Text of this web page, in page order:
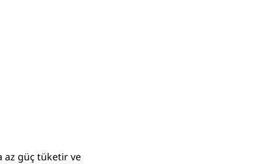
az güç tüketir ve